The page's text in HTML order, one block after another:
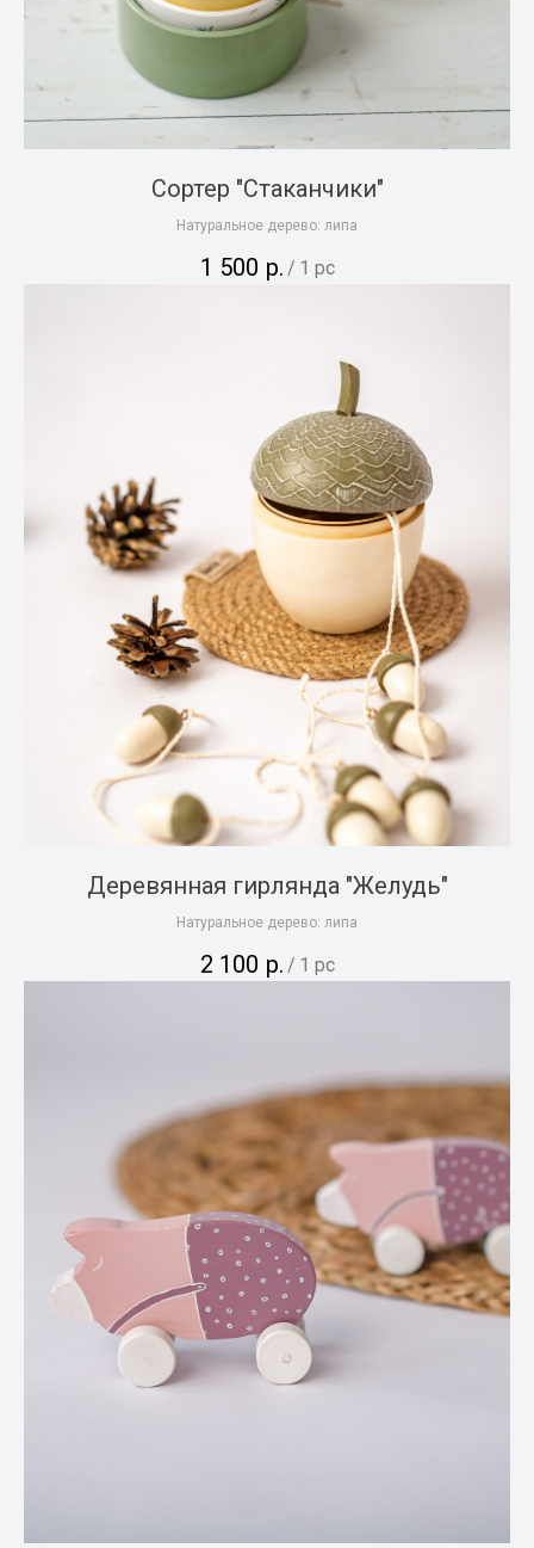
Сортер "Стаканчики"
Натуральное дерево: липа
1 500 р. / 1 pc
Деревянная гирлянда "Желудь"
Натуральное дерево: липа
2 100 р. / 1 pc